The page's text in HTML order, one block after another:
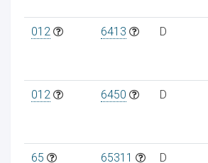
012 6413 D
012 6450 D
65 65311 D